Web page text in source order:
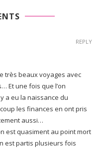
très beaux voyages avec
Et une fois que l’on
a eu la naissance du
les finances en ont pris
aussi…
est quasiment au point mort
est partis plusieurs fois
REPLY